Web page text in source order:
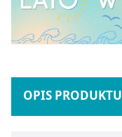
OPIS PRODUKTU